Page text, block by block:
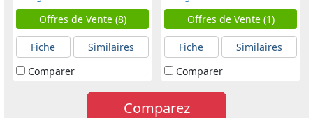
Cm
Offres de Vente (8)
Fiche
Similaires
Comparer
Cm
Offres de Vente (1)
Fiche
Similaires
Comparer
Comparez